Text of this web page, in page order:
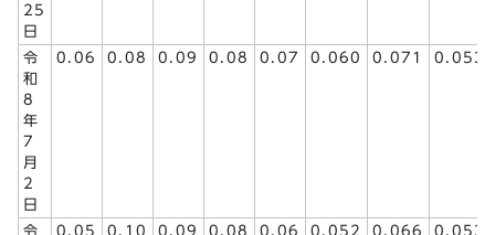
25
日
令
和
8
年
7
月
2
日
0.06 0.08 0.09 0.08 0.07 0.060 0.071 0.053
令 0.05 0.10 0.09 0.08 0.06 0.052 0.066 0.053